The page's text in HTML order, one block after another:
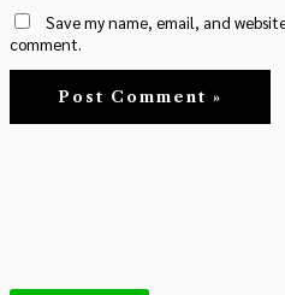
Save my name, email, and
comment.